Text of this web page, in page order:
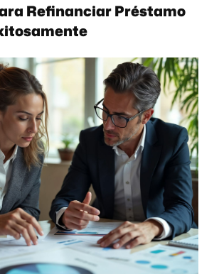
Refinanciar Préstamo